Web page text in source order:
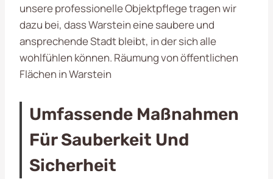
unsere professionelle Objektpflege tragen wir
dazu bei, dass Warstein eine saubere und
ansprechende Stadt bleibt, in der sich alle
wohlfühlen können. Räumung von öffentlichen
Flächen in Warstein
Umfassende Maßnahmen
Für Sauberkeit Und
Sicherheit